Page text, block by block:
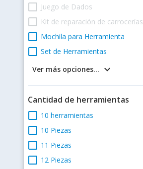
check_box_outline_blank Juego de Dados
check_box_outline_blank Kit de reparación de carrocerías
check_box_outline_blank Mochila para Herramienta
check_box_outline_blank Set de Herramientas
keyboard_arrow_down
Ver más opciones...
Cantidad de herramientas
check_box_outline_blank 10 herramientas
check_box_outline_blank 10 Piezas
check_box_outline_blank 11 Piezas
check_box_outline_blank 12 Piezas